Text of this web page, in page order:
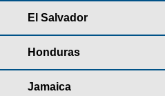
El Salvador
Honduras
Jamaica